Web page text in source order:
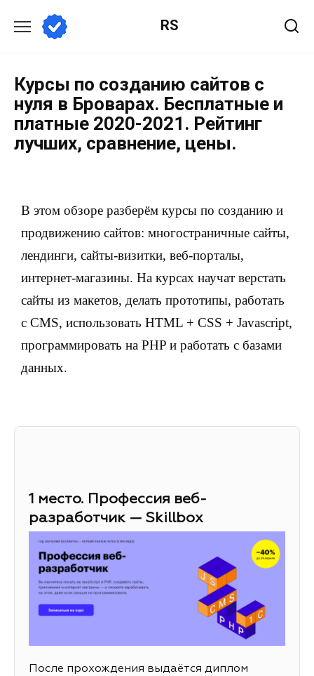
RS
Курсы по созданию сайтов с
нуля в Броварах. Бесплатные и
платные 2020-2021. Рейтинг
лучших, сравнение, цены.
В этом обзоре разберём курсы по созданию и
продвижению сайтов: многостраничные сайты,
лендинги, сайты-визитки, веб-порталы,
интернет-магазины. На курсах научат верстать
сайты из макетов, делать прототипы, работать
с CMS, использовать HTML + CSS + Javascript,
программировать на PHP и работать с базами
данных.
1 место. Профессия веб-
разработчик — Skillbox
После прохождения выдаётся диплом